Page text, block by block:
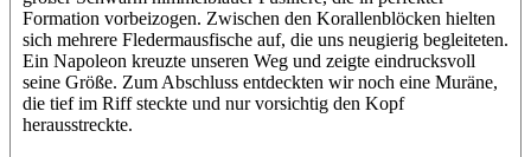
Formation vorbeizogen. Zwischen den Korallenblöcken hielten
sich mehrere Fledermausfische auf, die uns neugierig begleiteten.
Ein Napoleon kreuzte unseren Weg und zeigte eindrucksvoll
seine Größe. Zum Abschluss entdeckten wir noch eine Muräne,
die tief im Riff steckte und nur vorsichtig den Kopf
herausstreckte.